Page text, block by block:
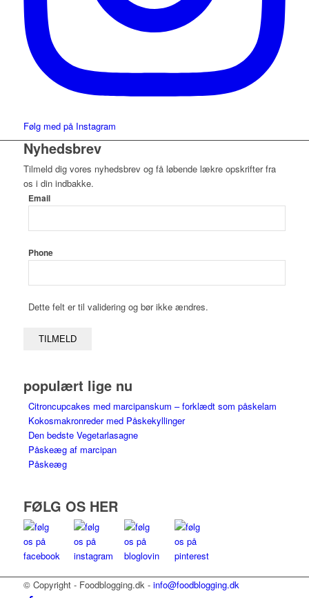
Følg med på Instagram
Nyhedsbrev
Tilmeld dig vores nyhedsbrev og få løbende lækre opskrifter fra
os i din indbakke.
Email
Phone
Dette felt er til validering og bør ikke ændres.
populært lige nu
Citroncupcakes med marcipanskum – forklædt som påskelam
Kokosmakronreder med Påskekyllinger
Den bedste Vegetarlasagne
Påskeæg af marcipan
Påskeæg
FØLG OS HER
© Copyright - Foodblogging.dk - info@foodblogging.dk